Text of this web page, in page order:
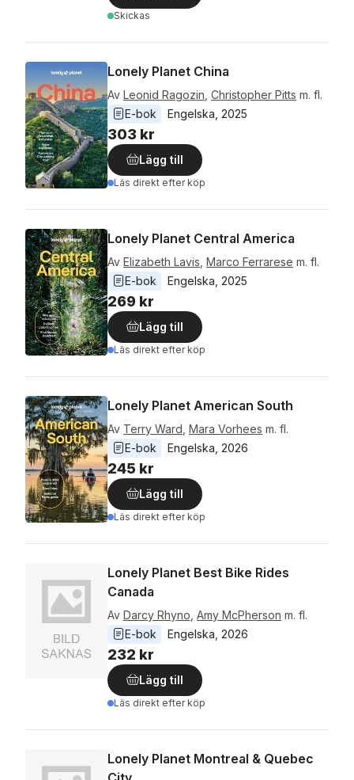
Skickas
Lonely Planet China
Av Leonid Ragozin Christopher Pitts m. fl.
E-bok
Engelska 2025
303 kr
Lägg till
Läs direkt efter köp
Lonely Planet Central America
Av Elizabeth Lavis Marco Ferrarese m. fl.
E-bok
Engelska 2025
269 kr
Lägg till
Läs direkt efter köp
Lonely Planet American South
Av Terry Ward Mara Vorhees m. fl.
E-bok
Engelska 2026
245 kr
Lägg till
Läs direkt efter köp
Lonely Planet Best Bike Rides
Canada
Av Darcy Rhyno Amy McPherson m. fl.
E-bok
Engelska 2026
232 kr
Lägg till
Läs direkt efter köp
Lonely Planet Montreal & Quebec